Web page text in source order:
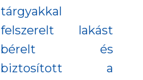
tárgyakkal
felszerelt lakást
bérelt és
biztosított a